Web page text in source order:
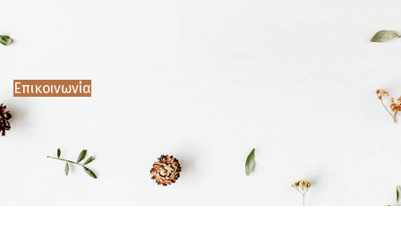
Επικοινωνία